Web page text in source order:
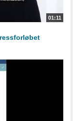
01:11